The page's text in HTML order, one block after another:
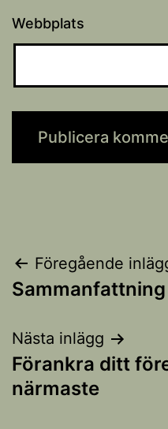
Webbplats
Föregående
Sammanfattning
Nästa inlägg
Förankra ditt
närmaste